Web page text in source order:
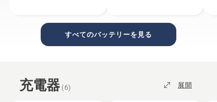
すべてのバッテリーを見る
充電器 (6) 展開